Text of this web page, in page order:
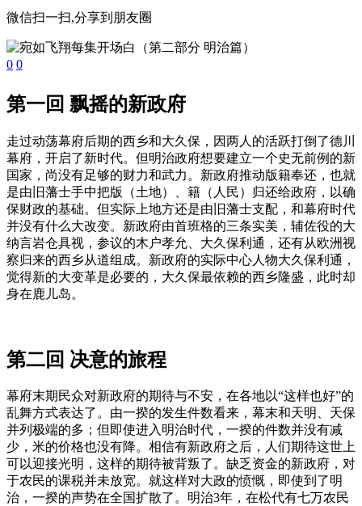
微信扫一扫,分享到朋友圈
0 0
第一回 飘摇的新政府
走过动荡幕府后期的西乡和大久保，因两人的活跃打倒了德川
幕府，开启了新时代。但明治政府想要建立一个史无前例的新
国家，尚没有足够的财力和武力。新政府推动版籍奉还，也就
是由旧藩士手中把版（土地）、籍（人民）归还给政府，以确
保财政的基础。但实际上地方还是由旧藩士支配，和幕府时代
并没有什么大改变。新政府由首班格的三条实美，辅佐役的大
纳言岩仓具视，参议的木户孝允、大久保利通，还有从欧洲视
察归来的西乡从道组成。新政府的实际中心人物大久保利通，
觉得新的大变革是必要的，大久保最依赖的西乡隆盛，此时却
身在鹿儿岛。
第二回 决意的旅程
幕府末期民众对新政府的期待与不安，在各地以“这样也好”的
乱舞方式表达了。由一揆的发生件数看来，幕末和天明、天保
并列极端的多；但即使进入明治时代，一揆的件数并没有减
少，米的价格也没有降。相信有新政府之后，人们期待这世上
可以迎接光明，这样的期待被背叛了。缺乏资金的新政府，对
于农民的课税并未放宽。就这样对大政的愤慨，即使到了明
治，一揆的声势在全国扩散了。明治3年，在松代有七万农民